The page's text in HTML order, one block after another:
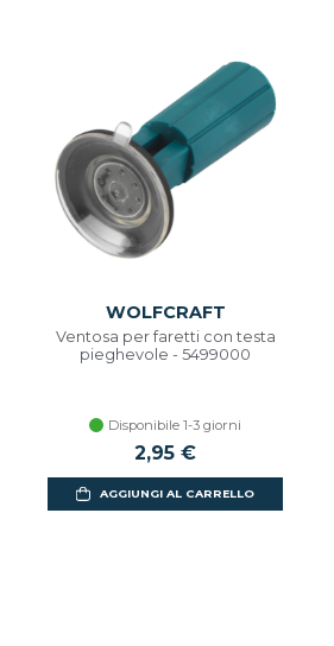
WOLFCRAFT
Ventosa per faretti con testa
pieghevole - 5499000
Disponibile 1-3 giorni
2,95 €
AGGIUNGI AL CARRELLO